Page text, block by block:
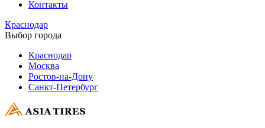
Контакты
Краснодар
Выбор города
Краснодар
Москва
Ростов-на-Дону
Санкт-Петербург